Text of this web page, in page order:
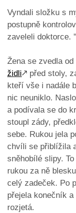
Vyndali složku s
postupně
zaveleli doktorce.
Žena se zvedla
židli🡕 před stoly,
kteří vše i nadále
nic neuniklo.
a podívala se do
stoupl zády,
sebe. Rukou jela
chvíli se přiblížila
sněhobílé slipy.
rukou za ně
celý zadeček. Po
přejela konečník
rozjetá.